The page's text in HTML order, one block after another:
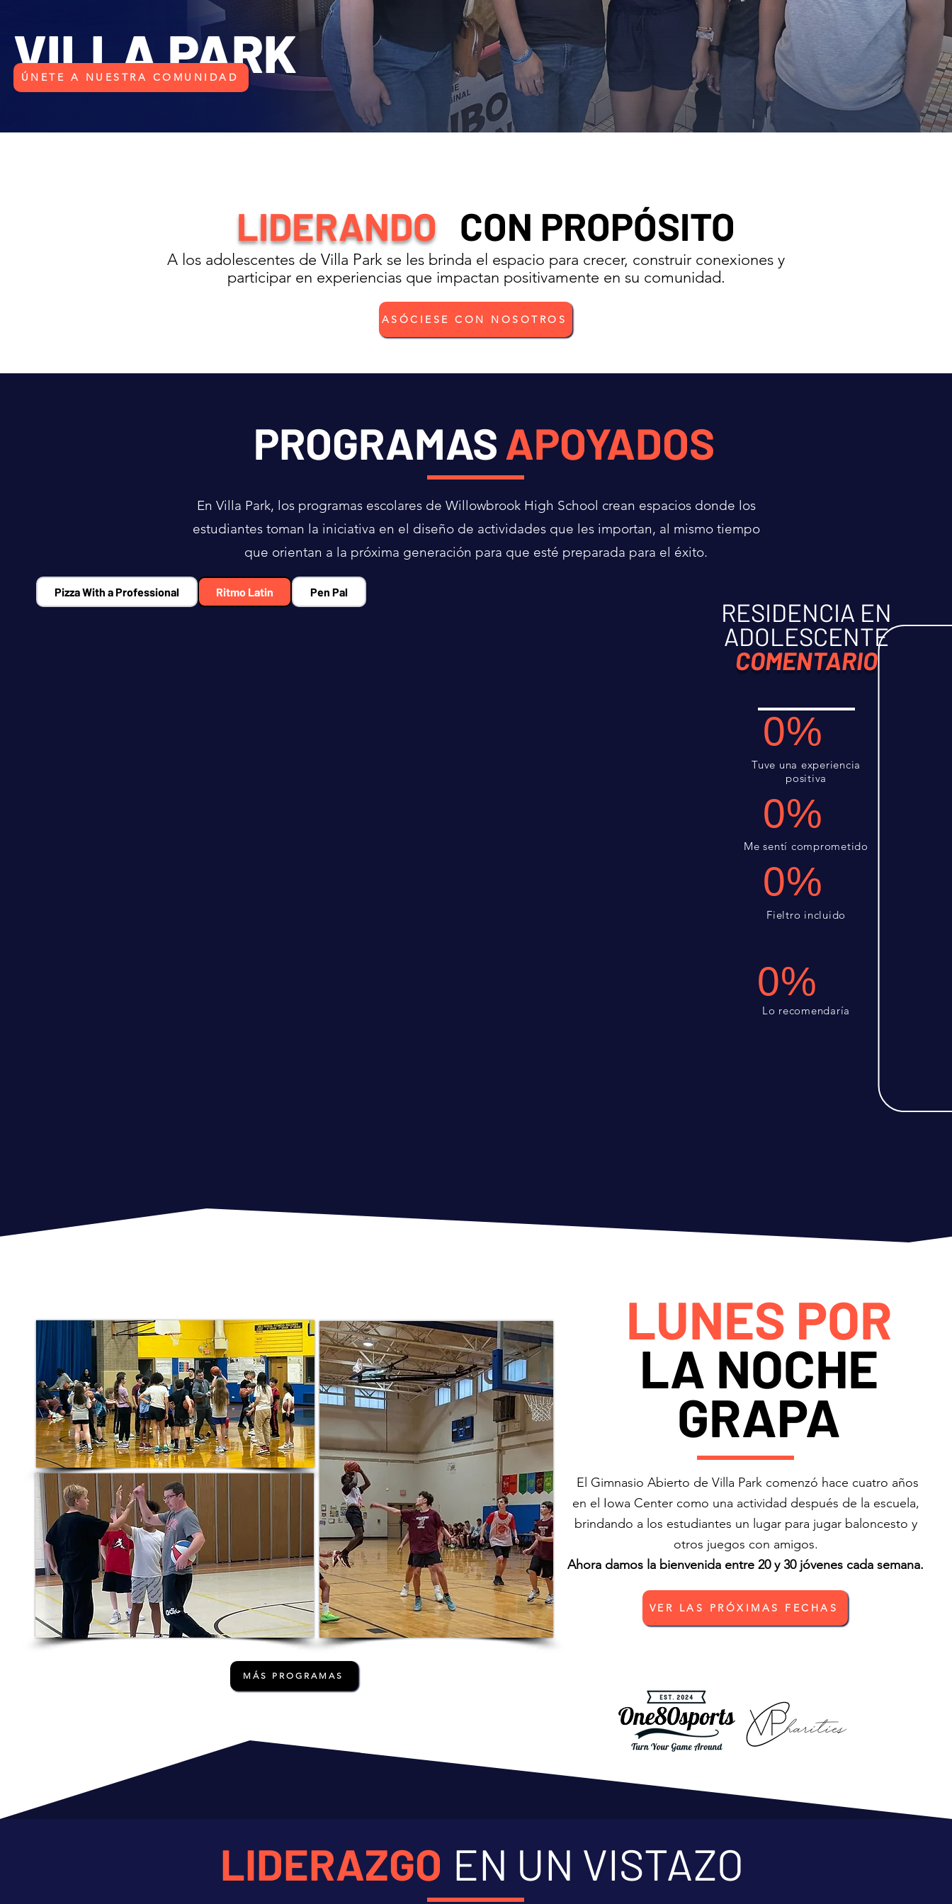
VILLA PARK
ÚNETE A NUESTRA COMUNIDAD
LIDERANDO CON PROPÓSITO
A los adolescentes de Villa Park se les brinda el espacio para crecer, construir conexiones y
participar en experiencias que impactan positivamente en su comunidad.
ASÓCIESE CON NOSOTROS
PROGRAMASAPOYADOS
En Villa Park, los programas escolares de Willowbrook High School crean espacios donde los
estudiantes toman la iniciativa en el diseño de actividades que les importan, al mismo tiempo
que orientan a la próxima generación para que esté preparada para el éxito.
Pizza With a Professional Ritmo Latin Pen Pal
RESIDENCIA EN
ADOLESCENTE
COMENTARIO
0%
Tuve una experiencia
positiva
0%
Me sentí comprometido
0%
Fieltro incluido
0%
Lo recomendaría
MÁS PROGRAMAS
LUNES POR
LA NOCHE
GRAPA
El Gimnasio Abierto de Villa Park comenzó hace cuatro años
en el Iowa Center como una actividad después de la escuela,
brindando a los estudiantes un lugar para jugar baloncesto y
otros juegos con amigos.
Ahora damos la bienvenida entre 20 y 30 jóvenes cada semana.
VER LAS PRÓXIMAS FECHAS
LIDERAZGO EN UN VISTAZO